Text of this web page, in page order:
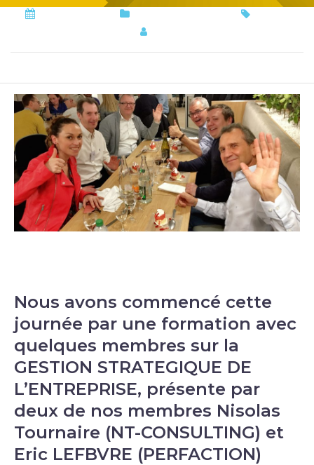
Nous avons commencé cette
journée par une formation avec
quelques membres sur la
GESTION STRATEGIQUE DE
L’ENTREPRISE, présente par
deux de nos membres Nisolas
Tournaire (NT-CONSULTING) et
Eric LEFBVRE (PERFACTION)